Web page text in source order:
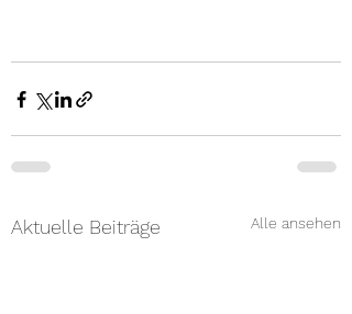
Aktuelle Beiträge Alle ansehen